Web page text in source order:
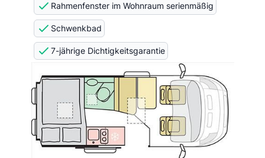
Rahmenfenster im Wohnraum serienmäßig
Schwenkbad
7-jährige Dichtigkeitsgarantie